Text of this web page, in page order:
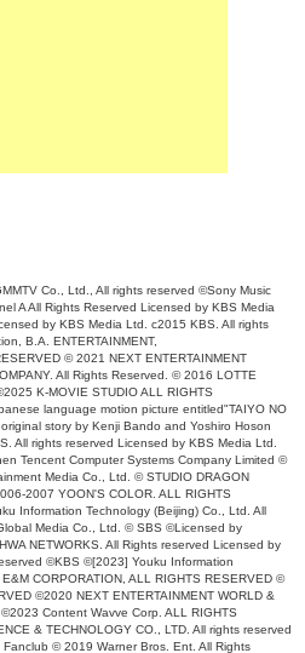
Co., Ltd., All rights reserved ©Sony Music
A All Rights Reserved Licensed by KBS Media
by KBS Media Ltd. c2015 KBS. All rights
B.A. ENTERTAINMENT,
© 2021 NEXT ENTERTAINMENT
All Rights Reserved. © 2016 LOTTE
K-MOVIE STUDIO ALL RIGHTS
language motion picture entitled"TAIYO NO
story by Kenji Bando and Yoshiro Hoson
All rights reserved Licensed by KBS Media Ltd.
Tencent Computer Systems Company Limited ©
Media Co., Ltd. © STUDIO DRAGON
2007 YOON'S COLOR. ALL RIGHTS
Information Technology (Beijing) Co., Ltd. All
Media Co., Ltd. © SBS ©Licensed by
NETWORKS. All Rights reserved Licensed by
©KBS ©[2023] Youku Information
CORPORATION, ALL RIGHTS RESERVED ©
©2020 NEXT ENTERTAINMENT WORLD &
Content Wavve Corp. ALL RIGHTS
& TECHNOLOGY CO., LTD. All rights reserved
© 2019 Warner Bros. Ent. All Rights